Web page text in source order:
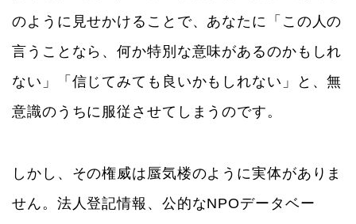
のように見せかけることで、あなたに「この人の
言うことなら、何か特別な意味があるのかもしれ
ない」「信じてみても良いかもしれない」と、無
意識のうちに服従させてしまうのです。
しかし、その権威は蜃気楼のように実体がありま
せん。法人登記情報、公的なNPOデータベー